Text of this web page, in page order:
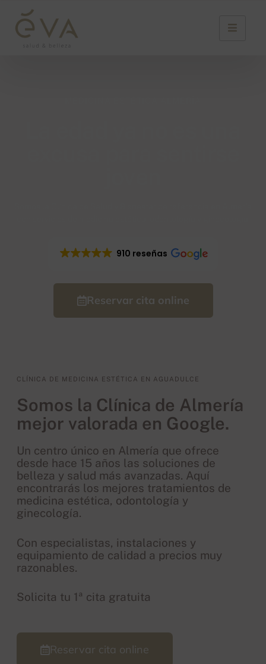
910 reseñas
Reservar cita online
CLÍNICA DE MEDICINA ESTÉTICA EN AGUADULCE
Somos la Clínica de Almería
mejor valorada en Google.
Un centro único en Almería que ofrece
desde hace 15 años las soluciones de
belleza y salud más avanzadas. Aquí
encontrarás los mejores tratamientos de
medicina estética, odontología y
ginecología.
Con especialistas, instalaciones y
equipamiento de calidad a precios muy
razonables.
Solicita tu 1ª cita gratuita
Reservar cita online